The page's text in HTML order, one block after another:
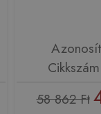
58 862 Ft